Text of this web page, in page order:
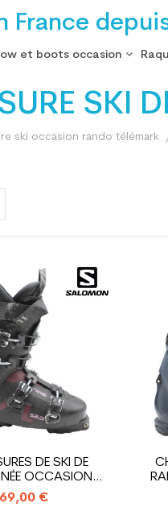
France
et boots occasion
SKI
ski occasion rando télémark
DE SKI DE
OCCASION
€